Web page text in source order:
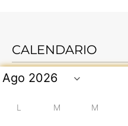
CALENDARIO
L M M